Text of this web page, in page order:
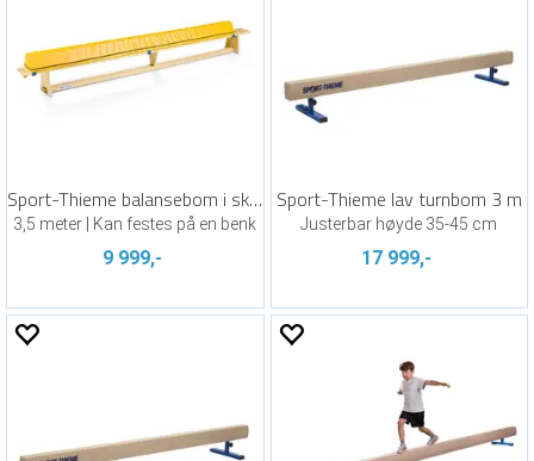
Sport-Thieme balansebom i skum
3,5 meter | Kan festes på en benk
9 999,-
Sport-Thieme lav turnbom 3 m
Justerbar høyde 35-45 cm
17 999,-